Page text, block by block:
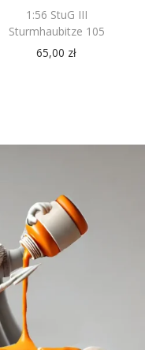
1:56 StuG III
Sturmhaubitze 105
65,00 zł